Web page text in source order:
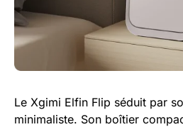
Le Xgimi Elfin Flip séduit par
minimaliste. Son boîtier